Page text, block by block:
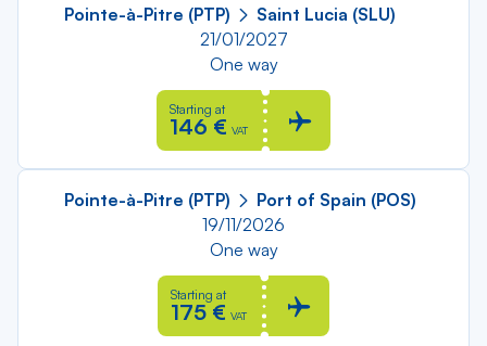
Pointe-à-Pitre (PTP)
Saint Lucia (SLU)
21/01/2027
One way
Starting at
146 € VAT
Pointe-à-Pitre (PTP)
Port of Spain (POS)
19/11/2026
One way
Starting at
175 € VAT